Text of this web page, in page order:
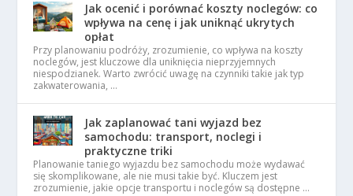
Jak ocenić i porównać koszty noclegów: co
wpływa na cenę i jak uniknąć ukrytych
opłat
Przy planowaniu podróży, zrozumienie, co wpływa na koszty
noclegów, jest kluczowe dla uniknięcia nieprzyjemnych
niespodzianek. Warto zwrócić uwagę na czynniki takie jak typ
zakwaterowania, …
Jak zaplanować tani wyjazd bez
samochodu: transport, noclegi i
praktyczne triki
Planowanie taniego wyjazdu bez samochodu może wydawać
się skomplikowane, ale nie musi takie być. Kluczem jest
zrozumienie, jakie opcje transportu i noclegów są dostępne …